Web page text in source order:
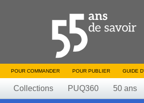
POUR COMMANDER POUR PUBLIER GUIDE
Collections PUQ360 50 ans